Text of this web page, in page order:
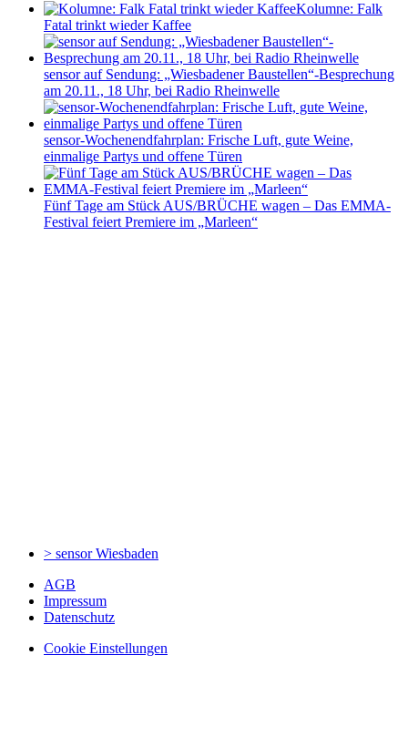
Kolumne: Falk
Fatal trinkt wieder Kaffee
sensor auf Sendung: „Wiesbadener Baustellen“-Besprechung
am 20.11., 18 Uhr, bei Radio Rheinwelle
sensor-Wochenendfahrplan: Frische Luft, gute Weine,
einmalige Partys und offene Türen
Fünf Tage am Stück AUS/BRÜCHE wagen – Das EMMA-
Festival feiert Premiere im „Marleen“
> sensorWiesbaden
AGB
Impressum
Datenschutz
Cookie Einstellungen